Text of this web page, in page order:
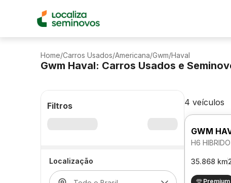
Home/Carros Usados/Americana/Gwm/Haval
Gwm Haval: Carros Usados e
Filtros
Localização
4 veículos
GWM
H6
35.868 km
Premium